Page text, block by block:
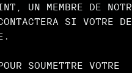
UN MEMBRE DE
SI VOTRE
SOUMETTRE VOTRE